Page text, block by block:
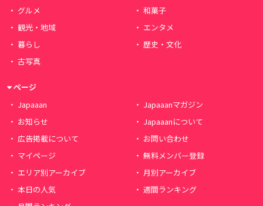
グルメ
和菓子
観光・地域
エンタメ
暮らし
歴史・文化
古写真
ページ
Japaaan
Japaaanマガジン
お知らせ
Japaaanについて
広告掲載について
お問い合わせ
マイページ
無料メンバー登録
エリア別アーカイブ
月別アーカイブ
本日の人気
週間ランキング